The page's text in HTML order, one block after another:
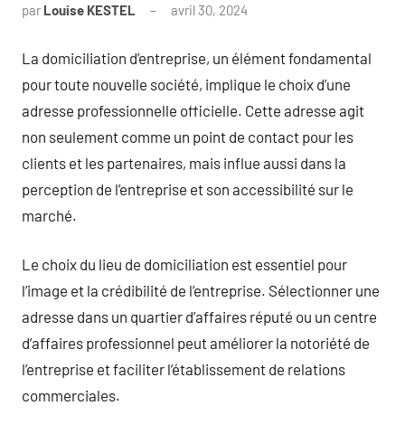
par Louise KESTEL avril 30, 2024
La domiciliation d’entreprise, un élément fondamental
pour toute nouvelle société, implique le choix d’une
adresse professionnelle officielle. Cette adresse agit
non seulement comme un point de contact pour les
clients et les partenaires, mais influe aussi dans la
perception de l’entreprise et son accessibilité sur le
marché.
Le choix du lieu de domiciliation est essentiel pour
l’image et la crédibilité de l’entreprise. Sélectionner une
adresse dans un quartier d’affaires réputé ou un centre
d’affaires professionnel peut améliorer la notoriété de
l’entreprise et faciliter l’établissement de relations
commerciales.